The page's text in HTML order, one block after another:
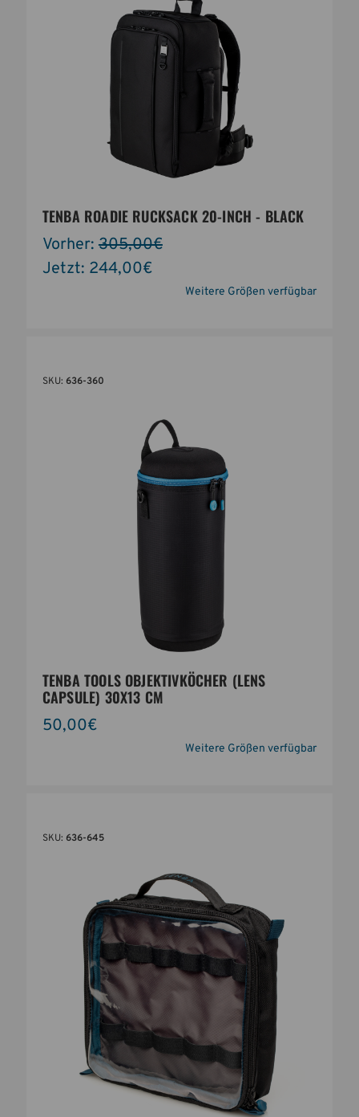
TENBA ROADIE RUCKSACK 20-INCH - BLACK
Vorher: 305,00€
Jetzt: 244,00€
Weitere Größen verfügbar
SKU: 636-360
TENBA TOOLS OBJEKTIVKÖCHER (LENS
CAPSULE) 30X13 CM
50,00€
Weitere Größen verfügbar
SKU: 636-645